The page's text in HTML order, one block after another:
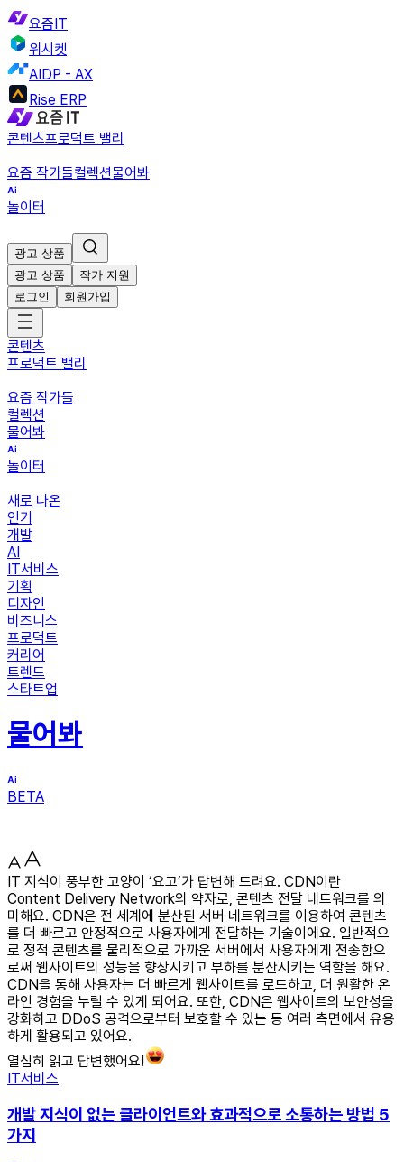
요즘IT
위시켓
AIDP - AX
Rise ERP
콘텐츠프로덕트 밸리
요즘 작가들컬렉션물어봐
놀이터
광고 상품
광고 상품
작가 지원
로그인
회원가입
콘텐츠
프로덕트 밸리
요즘 작가들
컬렉션
물어봐
놀이터
새로 나온
인기
개발
AI
IT서비스
기획
디자인
비즈니스
프로덕트
커리어
트렌드
스타트업
물어봐
BETA
IT 지식이 풍부한 고양이 ‘요고’가 답변해 드려요. CDN이란
Content Delivery Network의 약자로, 콘텐츠 전달 네트워크를 의
미해요. CDN은 전 세계에 분산된 서버 네트워크를 이용하여 콘텐츠
를 더 빠르고 안정적으로 사용자에게 전달하는 기술이에요. 일반적으
로 정적 콘텐츠를 물리적으로 가까운 서버에서 사용자에게 전송함으
로써 웹사이트의 성능을 향상시키고 부하를 분산시키는 역할을 해요.
CDN을 통해 사용자는 더 빠르게 웹사이트를 로드하고, 더 원활한 온
라인 경험을 누릴 수 있게 되어요. 또한, CDN은 웹사이트의 보안성을
강화하고 DDoS 공격으로부터 보호할 수 있는 등 여러 측면에서 유용
하게 활용되고 있어요.
열심히 읽고 답변했어요!
IT서비스
개발 지식이 없는 클라이언트와 효과적으로 소통하는 방법 5
가지